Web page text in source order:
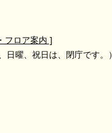
フロア案内 ]
日曜、祝日は、閉庁です。）